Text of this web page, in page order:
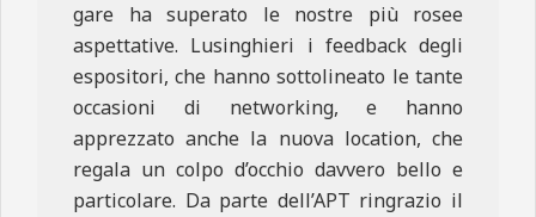
gare ha superato le nostre più rosee
aspettative. Lusinghieri i feedback degli
espositori, che hanno sottolineato le tante
occasioni di networking, e hanno
apprezzato anche la nuova location, che
regala un colpo d’occhio davvero bello e
particolare. Da parte dell’APT ringrazio il